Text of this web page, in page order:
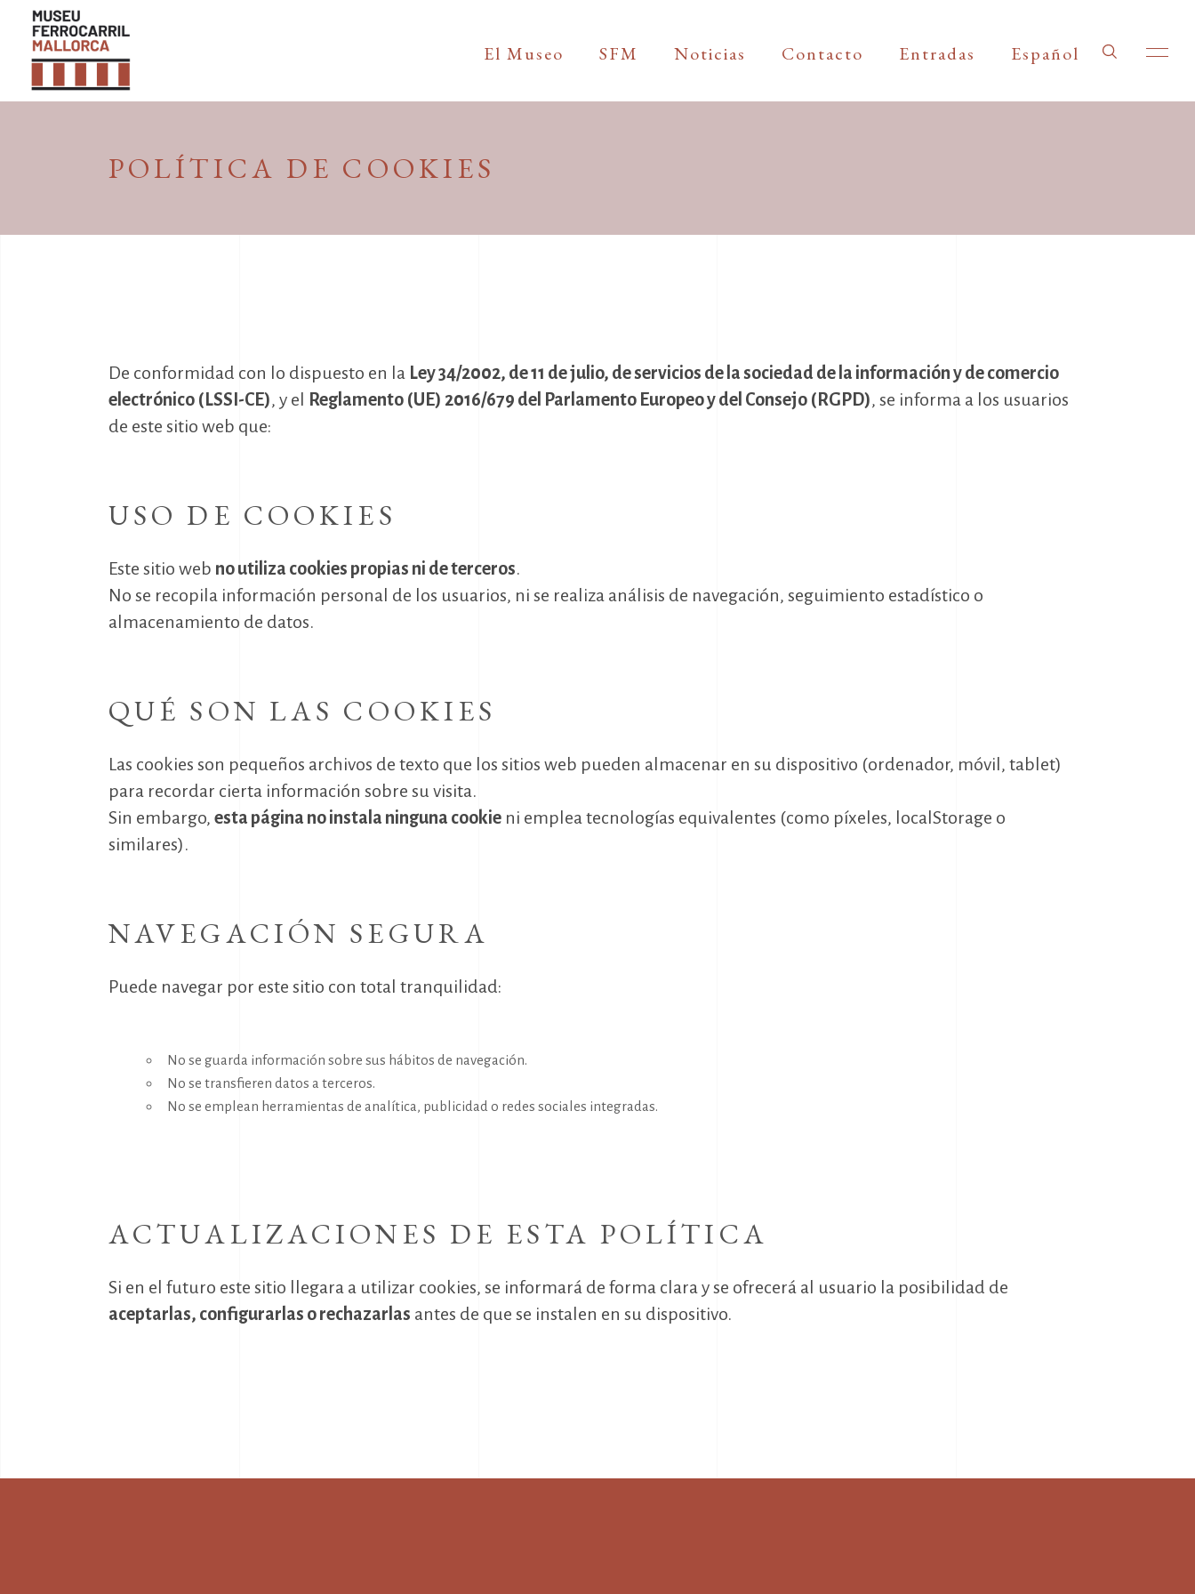
El Museo SFM Noticias Contacto Entradas Español
POLÍTICA DE COOKIES
De conformidad con lo dispuesto en la Ley 34/2002, de 11 de julio, de servicios de la sociedad de la información y de comercio
electrónico (LSSI-CE), y el Reglamento (UE) 2016/679 del Parlamento Europeo y del Consejo (RGPD), se informa a los usuarios
de este sitio web que:
USO DE COOKIES
Este sitio web no utiliza cookies propias ni de terceros.
No se recopila información personal de los usuarios, ni se realiza análisis de navegación, seguimiento estadístico o
almacenamiento de datos.
QUÉ SON LAS COOKIES
Las cookies son pequeños archivos de texto que los sitios web pueden almacenar en su dispositivo (ordenador, móvil, tablet)
para recordar cierta información sobre su visita.
Sin embargo, esta página no instala ninguna cookie ni emplea tecnologías equivalentes (como píxeles, localStorage o
similares).
NAVEGACIÓN SEGURA
Puede navegar por este sitio con total tranquilidad:
No se guarda información sobre sus hábitos de navegación.
No se transfieren datos a terceros.
No se emplean herramientas de analítica, publicidad o redes sociales integradas.
ACTUALIZACIONES DE ESTA POLÍTICA
Si en el futuro este sitio llegara a utilizar cookies, se informará de forma clara y se ofrecerá al usuario la posibilidad de
aceptarlas, configurarlas o rechazarlas antes de que se instalen en su dispositivo.